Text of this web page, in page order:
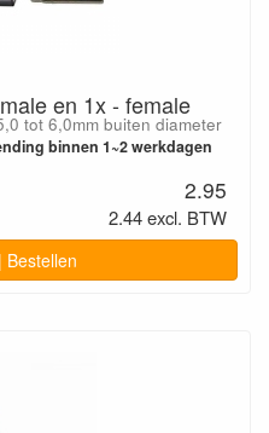
en 1x - female
tot 6,0mm buiten diameter
binnen 1~2 werkdagen
2.95
2.44 excl. BTW
Bestellen